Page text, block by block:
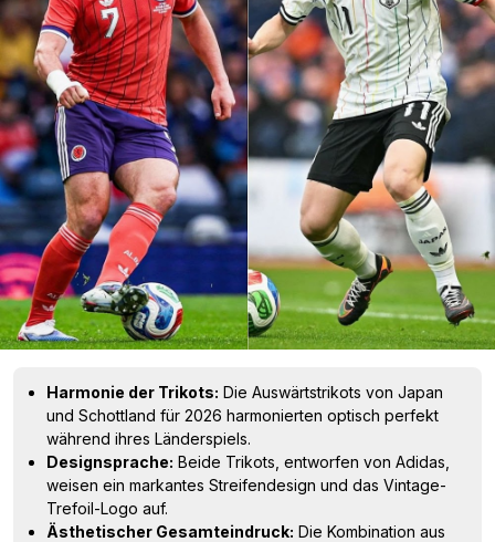
Harmonie der Trikots: Die Auswärtstrikots von Japan
und Schottland für 2026 harmonierten optisch perfekt
während ihres Länderspiels.
Designsprache: Beide Trikots, entworfen von Adidas,
weisen ein markantes Streifendesign und das Vintage-
Trefoil-Logo auf.
Ästhetischer Gesamteindruck: Die Kombination aus